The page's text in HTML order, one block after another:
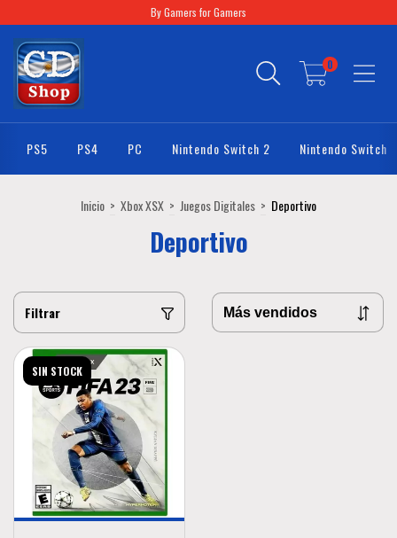
By Gamers for Gamers
0
PS5 PS4 PC Nintendo Switch 2 Nintendo Switch
Inicio > Xbox XSX > Juegos Digitales > Deportivo
Deportivo
Filtrar
SIN STOCK